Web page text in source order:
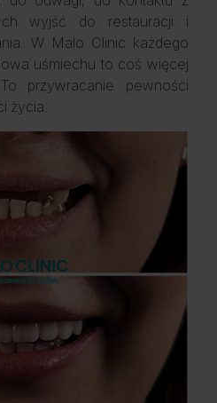
wyjść do restauracji i
W Malo Clinic każdego
uśmiechu to coś więcej
przywracanie pewności
życia.